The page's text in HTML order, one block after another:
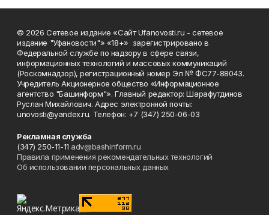
© 2026 Сетевое издание «Сайт Ufanovosti.ru - сетевое
издание "Уфановости"» «18+» зарегистрировано в
Федеральной службе по надзору в сфере связи,
информационных технологий и массовых коммуникаций
(Роскомнадзор), регистрационный номер Эл № ФС77-88043.
Учредитель Акционерное общество «Информационное
агентство "Башинформ"». Главный редактор: Шарафутдинов
Руслан Михайлович. Адрес электронной почты:
unovosti@yandex.ru. Телефон: +7 (347) 250-06-03
Рекламная служба
(347) 250-11-11 adv@bashinform.ru
Правила применения рекомендательных технологий
Об использовании персональных данных